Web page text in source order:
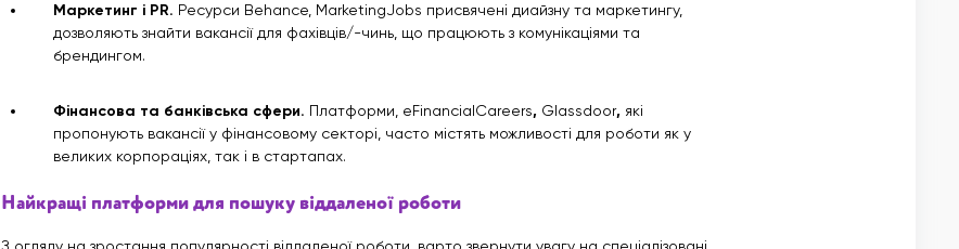
Маркетинг і PR. Ресурси Behance, MarketingJobs присвячені диайзну та маркетингу,
дозволяють знайти вакансії для фахівців/-чинь, що працюють з комунікаціями та
брендингом.
Фінансова та банківська сфери. Платформи, eFinancialCareers, Glassdoor, які
пропонують вакансії у фінансовому секторі, часто містять можливості для роботи як у
великих корпораціях, так і в стартапах.
Найкращі платформи для пошуку віддаленої роботи
З огляду на зростання популярності віддаленої роботи, варто звернути увагу на спеціалізовані